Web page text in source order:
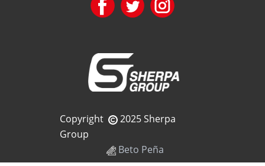
Copyright
2025 Sherpa
Group
Beto Peña